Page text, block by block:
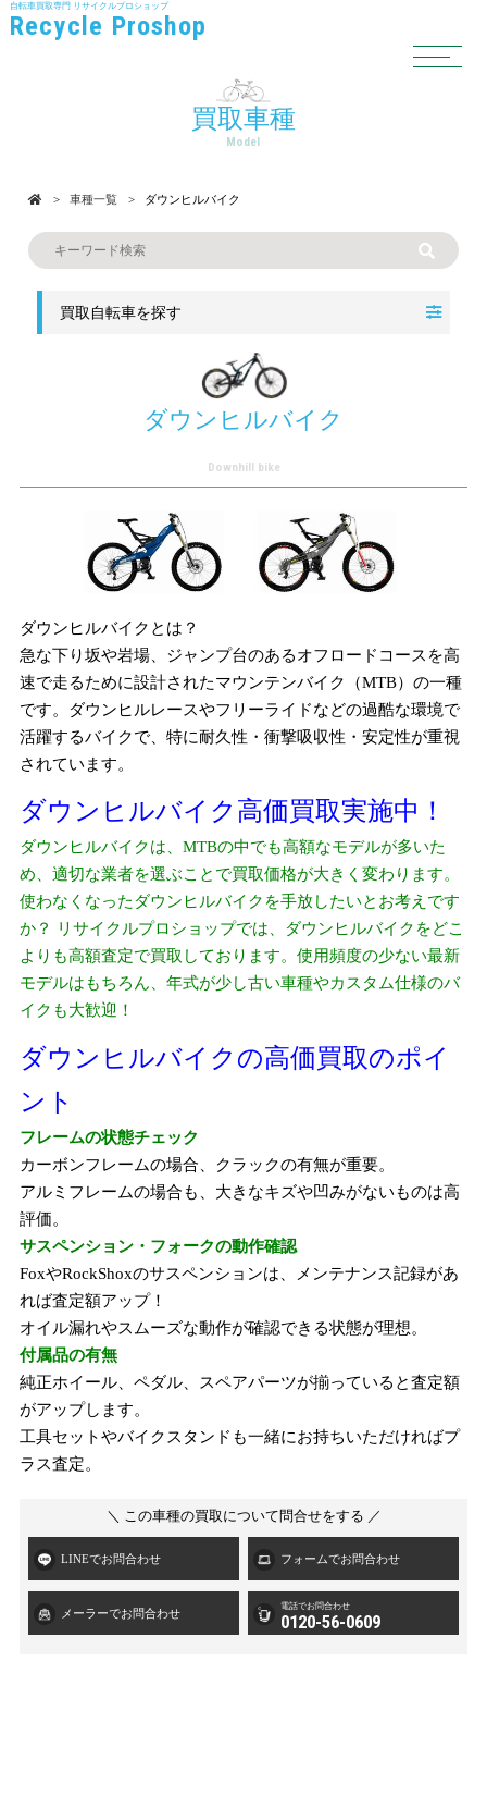
自転車買取専門 リサイクルプロショップ
Recycle Proshop
買取車種
Model
車種一覧 ダウンヒルバイク
ダウンヒルバイク
Downhill bike
ダウンヒルバイクとは？
急な下り坂や岩場、ジャンプ台のあるオフロードコースを高
速で走るために設計されたマウンテンバイク（MTB）の一種
です。ダウンヒルレースやフリーライドなどの過酷な環境で
活躍するバイクで、特に耐久性・衝撃吸収性・安定性が重視
されています。
ダウンヒルバイク高価買取実施中！
ダウンヒルバイクは、MTBの中でも高額なモデルが多いた
め、適切な業者を選ぶことで買取価格が大きく変わります。
使わなくなったダウンヒルバイクを手放したいとお考えです
か？ リサイクルプロショップでは、ダウンヒルバイクをどこ
よりも高額査定で買取しております。使用頻度の少ない最新
モデルはもちろん、年式が少し古い車種やカスタム仕様のバ
イクも大歓迎！
ダウンヒルバイクの高価買取のポイ
ント
フレームの状態チェック
カーボンフレームの場合、クラックの有無が重要。
アルミフレームの場合も、大きなキズや凹みがないものは高
評価。
サスペンション・フォークの動作確認
FoxやRockShoxのサスペンションは、メンテナンス記録があ
れば査定額アップ！
オイル漏れやスムーズな動作が確認できる状態が理想。
付属品の有無
純正ホイール、ペダル、スペアパーツが揃っていると査定額
がアップします。
工具セットやバイクスタンドも一緒にお持ちいただければプ
ラス査定。
＼ この車種の買取について問合せをする ／
LINEでお問合わせ フォームでお問合わせ
メーラーでお問合わせ 電話でお問合わせ
0120-56-0609
買取自転車を探す